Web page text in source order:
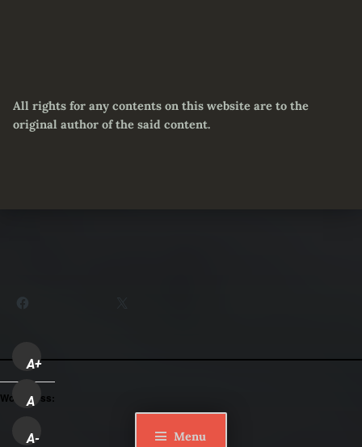
Menu
All rights for any contents on this website are to the
original author of the said content.
A+
A
A-
WordPress: